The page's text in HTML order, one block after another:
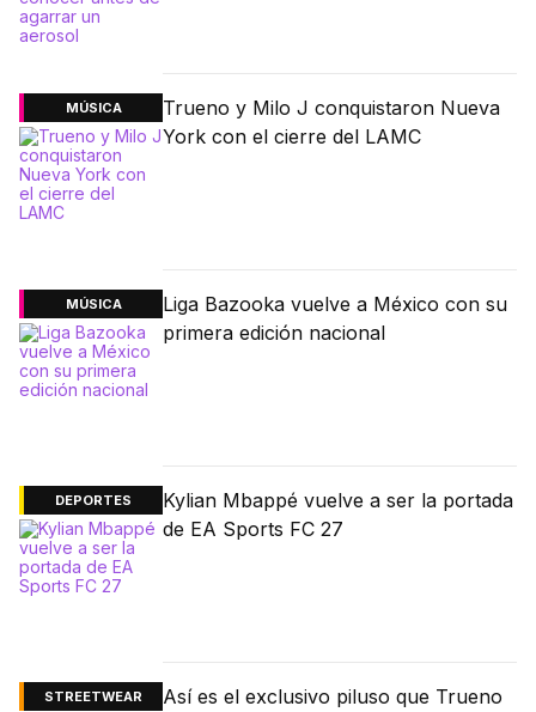
MÚSICA
Trueno y Milo J conquistaron Nueva
York con el cierre del LAMC
MÚSICA
Liga Bazooka vuelve a México con su
primera edición nacional
DEPORTES
Kylian Mbappé vuelve a ser la portada
de EA Sports FC 27
STREETWEAR
Así es el exclusivo piluso que Trueno